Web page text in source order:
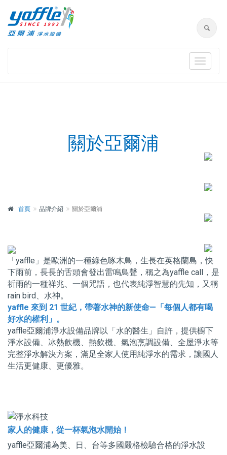
Toggle
關於亞爾浦
首頁 品牌介紹 關於亞爾浦
「yaffle」是歐洲的一種綠色啄木鳥，生長在英格蘭島，快
下雨前，長長的舌頭會發出雷鳴鳥聲，稱之為yaffle call，是
祈雨的一種祥兆、一個咒語，也代表純淨智慧的先知，又稱
rain bird、水神。
yaffle 來到 21 世紀，帶著水神的新使命—「每個人都有喝
好水的權利」。
yaffle亞爾浦淨水設備品牌以「水的醫生」自許，提供櫥下
淨水設備、冰熱飲機、熱飲機、氣泡烹調設備、全屋淨水等
完整淨水解決方案，滿足全家人使用純淨水的需求，讓國人
生活更健康、更優雅。
家人的健康，從一杯氣泡水開始！
yaffle亞爾浦為美、日、台等多國嚴格檢驗合格的淨水設